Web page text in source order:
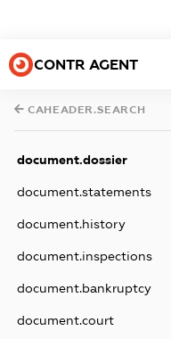
CONTR AGENT
CAHEADER.SEARCH
document.dossier
document.statements
document.history
document.inspections
document.bankruptcy
document.court